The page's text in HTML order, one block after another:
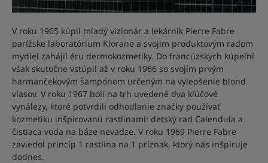
V roku 1965 kúpil mladý vizionár a lekárnik Pierre Fabre
parížske laboratórium Klorane a svojim produktovým radom
mydiel zahájil éru dermokozmetiky. Do francúzskych kúpeľní
však skutočne vstúpil až v roku 1966 so svojím prvým
harmančekovým šampónom určeným na vylepšenie blond
vlasov. V roku 1967 boli na trh uvedené dva kľúčové
vynálezy, ktoré potvrdili odhodlanie značky používať
kozmetiku inšpirovanú rastlinami: detský rad Calendula a
čistiaca voda na báze nevädze. V roku 1969 Pierre Fabre
zaviedol princíp 1 rastlina na 1 príznak, ktorý nás inšpiruje
dodnes.